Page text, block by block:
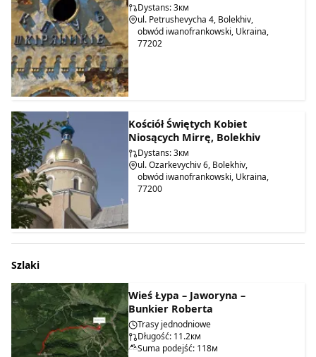
Więcej informacji na blogu >>
Dystans: 3км
ul. Petrushevycha 4, Bolekhiv,
obwód iwanofrankowski, Ukraina,
77202
Kościół Świętych Kobiet
Niosących Mirrę, Bolekhiv
Dystans: 3км
ul. Ozarkevychiv 6, Bolekhiv,
obwód iwanofrankowski, Ukraina,
77200
Szlaki
Wieś Łypa – Jaworyna –
Bunkier Roberta
Trasy jednodniowe
Długość: 11.2км
Suma podejść: 118м